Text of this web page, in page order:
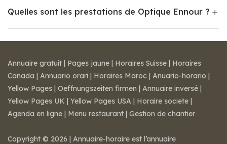
Quelles sont les prestations de Optique Ennour ?
Annuaire gratuit | Pages jaune | Horaires Suisse | Horaires
Canada | Annuario orari | Horaires Maroc | Anuario-horario |
Yellow Pages | Oeffnungszeiten firmen | Annuaire inversé |
Yellow Pages UK | Yellow Pages USA | Horaire societe |
Agenda en ligne | Menu restaurant | Gestion de chantier
Copyright © 2026 | Annuaire-horaire est l’annuaire